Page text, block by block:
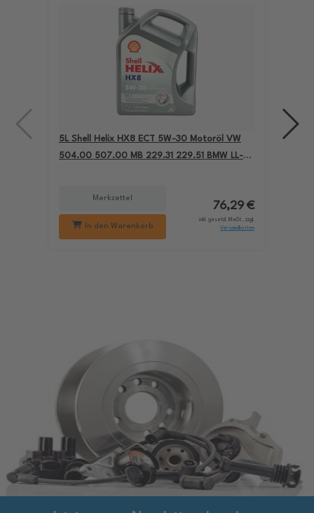
5L Shell Helix HX8 ECT 5W-30 Motoröl VW
504.00 507.00 MB 229.31 229.51 BMW LL-04
Merkzettel
In den Warenkorb
76,29 €
inkl. gesetzl. MwSt., zzgl.
Versandkosten